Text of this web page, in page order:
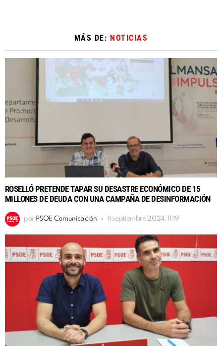
MÁS DE: NOTICIAS
ROSELLÓ PRETENDE TAPAR SU DESASTRE ECONÓMICO DE 15
MILLONES DE DEUDA CON UNA CAMPAÑA DE DESINFORMACIÓN
por PSOE Comunicación 11 septiembre 2024, 11:19